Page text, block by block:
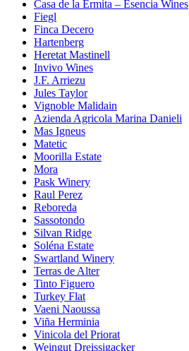
Casa de la Ermita – Esencia Wines
Fiegl
Finca Decero
Hartenberg
Heretat Mastinell
Invivo Wines
J.F. Arriezu
Jules Taylor
Vignoble Malidain
Azienda Agricola Marina Danieli
Mas Igneus
Matetic
Moorilla Estate
Mora
Pask Winery
Raul Perez
Reboreda
Sassotondo
Silvan Ridge
Soléna Estate
Swartland Winery
Terras de Alter
Tinto Figuero
Turkey Flat
Vaeni Naoussa
Viña Herminia
Vinicola del Priorat
Weingut Dreissigacker